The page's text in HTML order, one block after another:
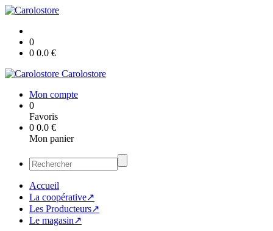
0
0 0.0 €
Carolostore
Mon compte
0
Favoris
0 0.0 €
Mon panier
Accueil
La coopérative↗
Les Producteurs↗
Le magasin↗